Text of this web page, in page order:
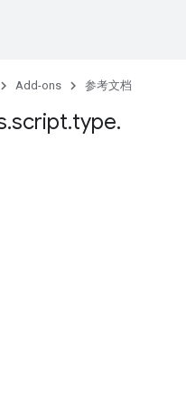
Add-ons 参考文档
.script.type.